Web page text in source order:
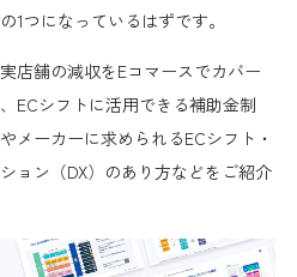
1つになっている はずです。
店舗の減収をEコマースでカバー
ECシフトに活用できる補助金制
メーカーに求められるECシフト・
ョン（DX） のあり方などをご紹介